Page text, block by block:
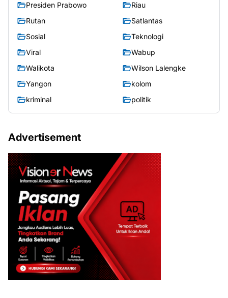
Presiden Prabowo
Riau
Rutan
Satlantas
Sosial
Teknologi
Viral
Wabup
Walikota
Wilson Lalengke
Yangon
kolom
kriminal
politik
Advertisement